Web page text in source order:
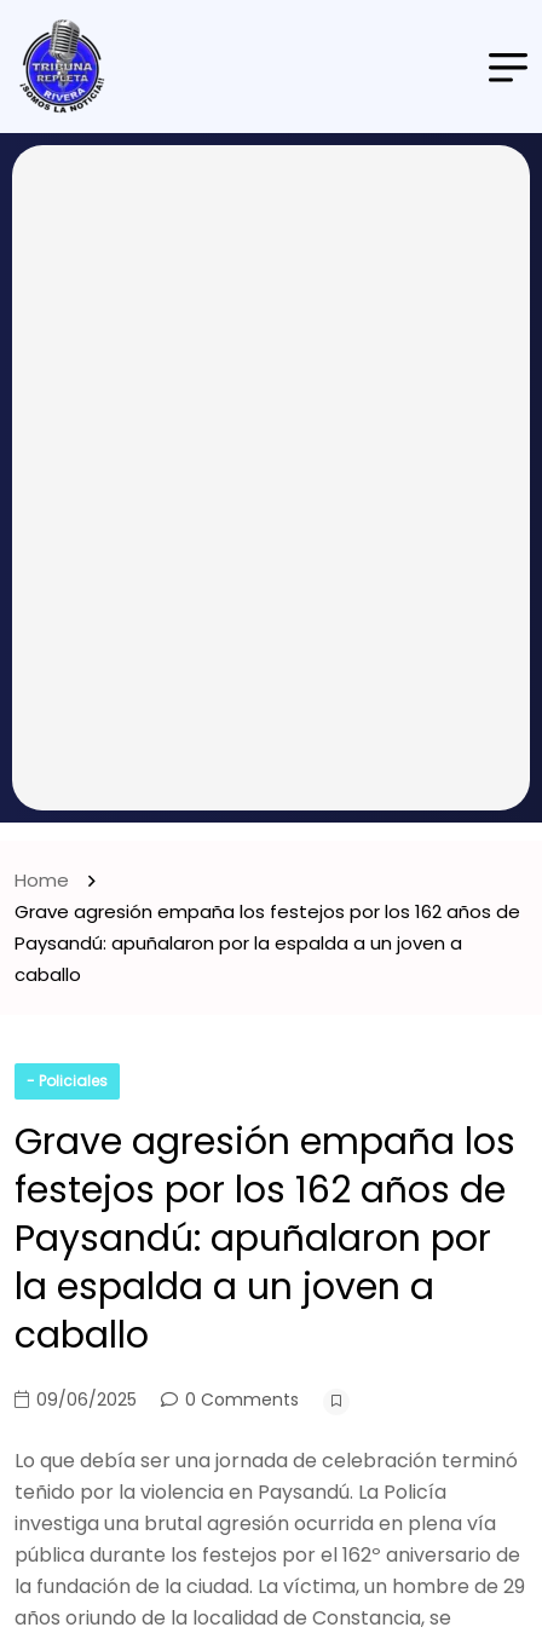
Home
Grave agresión empaña los festejos por los 162 años de
Paysandú: apuñalaron por la espalda a un joven a
caballo
- Policiales
Grave agresión empaña los
festejos por los 162 años de
Paysandú: apuñalaron por
la espalda a un joven a
caballo
09/06/2025 0 Comments
Lo que debía ser una jornada de celebración terminó
teñido por la violencia en Paysandú. La Policía
investiga una brutal agresión ocurrida en plena vía
pública durante los festejos por el 162º aniversario de
la fundación de la ciudad. La víctima, un hombre de 29
años oriundo de la localidad de Constancia, se